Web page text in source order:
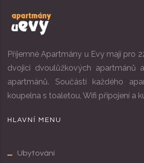
Příjemné Apartmány u Evy mají pro
dvojici dvoulůžkových apartmánů
apartmánů. Součástí každého
koupelna s toaletou, Wifi připojení a
HLAVNÍ MENU
Ubytování